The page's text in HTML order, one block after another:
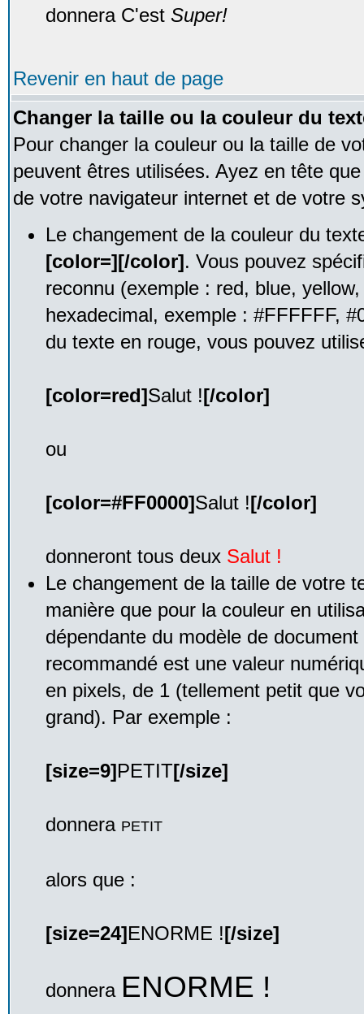
donnera C'est Super!
Revenir en haut de page
Changer la taille ou la couleur du
Pour changer la couleur ou la taille de
peuvent êtres utilisées. Ayez en tête
de votre navigateur internet et de votre
Le changement de la couleur du
[color=][/color]. Vous pouvez
reconnu (exemple : red, blue,
hexadecimal, exemple : #FFFFFF,
du texte en rouge, vous pouvez
[color=red]Salut ![/color]
ou
[color=#FF0000]Salut ![/color]
donneront tous deux Salut !
Le changement de la taille de votre
manière que pour la couleur en
dépendante du modèle de
recommandé est une valeur
en pixels, de 1 (tellement petit que
grand). Par exemple :
[size=9]PETIT[/size]
donnera PETIT
alors que :
[size=24]ENORME ![/size]
donnera ENORME !